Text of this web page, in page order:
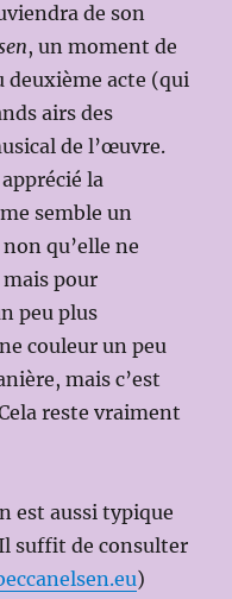
de son
, un moment de
deuxième acte (qui
airs des
de l’œuvre.
la
semble un
qu’elle ne
mais pour
peu plus
couleur un peu
mais c’est
reste vraiment
est aussi typique
suffit de consulter
)